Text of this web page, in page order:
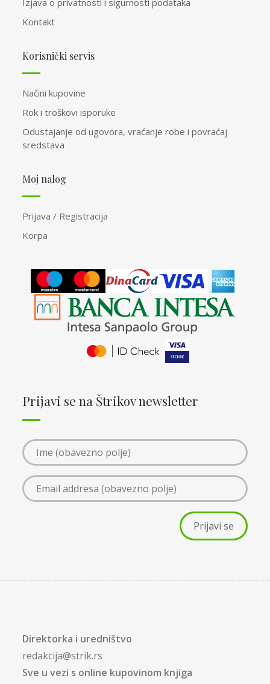
Kontakt
Korisnički servis
Načini kupovine
Rok i troškovi isporuke
Odustajanje od ugovora, vraćanje robe i povraćaj
sredstava
Moj nalog
Prijava / Registracija
Korpa
Prijavi se na Štrikov newsletter
Direktorka i uredništvo
redakcija@strik.rs
Sve u vezi s online kupovinom knjiga